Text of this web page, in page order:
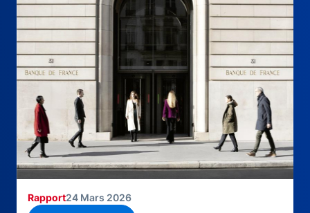
Rapport24 Mars 2026